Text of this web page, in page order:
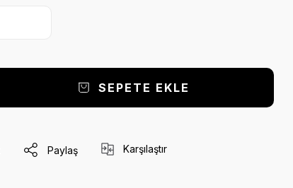
SEPETE EKLE
Paylaş Karşılaştır